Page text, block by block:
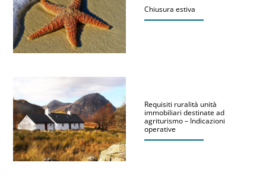
Chiusura estiva
Requisiti ruralità unità
immobiliari destinate ad
agriturismo – Indicazioni
operative